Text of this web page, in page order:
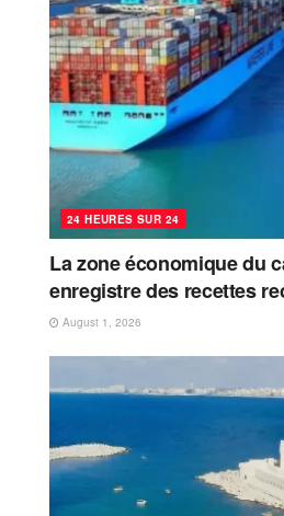
24 HEURES SUR 24
La zone économique du
enregistre des recettes
August 1, 2026